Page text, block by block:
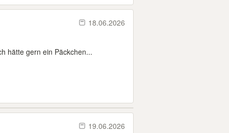
18.06.2026
hätte gern ein Päckchen...
19.06.2026